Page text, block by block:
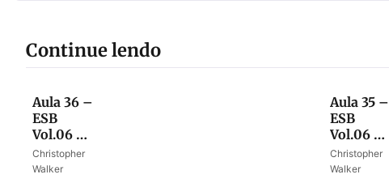
Continue lendo
Aula 36 –
ESB
Vol.06 –
Final do
desastre
Christopher
Walker
Aula 35 –
ESB
Vol.06 –
O começo
de um
Christopher
Walker